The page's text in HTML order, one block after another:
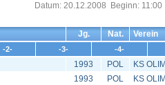
Datum: 20.12.2008 Beginn: 11:00
Jg. Nat. Verein
-2- -3- -4-
1993 POL
KS
1993 POL
KS